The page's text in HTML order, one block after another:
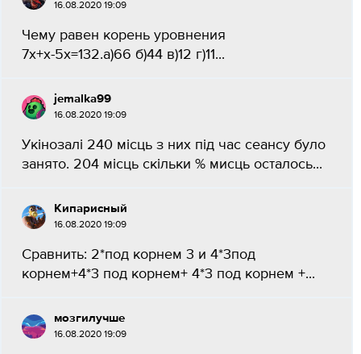
16.08.2020 19:09
Чему равен корень уровнения
7x+х-5х=132.а)66 б)44 в)12 г)11...
jemalka99
16.08.2020 19:09
Укiнозалi 240 мiсць з них пiд час сеансу було
занято. 204 мiсць скiльки % мисць осталось...
Кипарисный
16.08.2020 19:09
Сравнить: 2*под корнем 3 и 4*3под
корнем+4*3 под корнем+ 4*3 под корнем +...
мозгилучше
16.08.2020 19:09